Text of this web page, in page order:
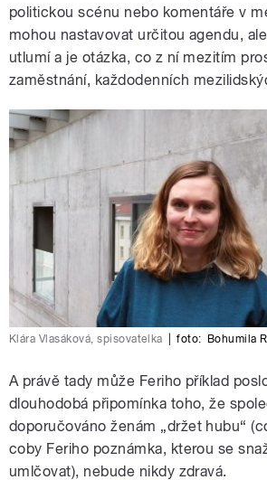
politickou scénu nebo komentáře v
mohou nastavovat určitou agendu,
utlumí a je otázka, co z ní mezitím
zaměstnání, každodenních
Klára Vlasáková, spisovatelka foto: Bohumila
A právě tady může Feriho příklad
dlouhodobá připomínka toho, že
doporučováno ženám „držet hubu“
coby Feriho poznámka, kterou se
umlčovat), nebude nikdy zdravá.